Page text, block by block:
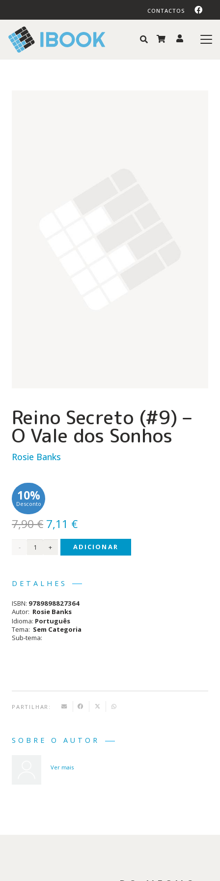
CONTACTOS
Reino Secreto (#9) –
O Vale dos Sonhos
Rosie Banks
10%
Desconto
7,90€ O
preço
original
7,90 €.
7,11 €O
preço
atual
Quantidade
(#9) -
O
Vale
ADICIONAR
DETALHES
ISBN: 9789898827364
Autor: Rosie Banks
Idioma: Português
Tema: Sem Categoria
Sub-tema:
PARTILHAR:
SOBRE O AUTOR
Ver mais